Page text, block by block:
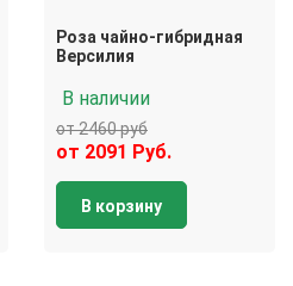
Роза чайно-гибридная
Версилия
В наличии
от 2460 руб
от 2091 Руб.
В корзину